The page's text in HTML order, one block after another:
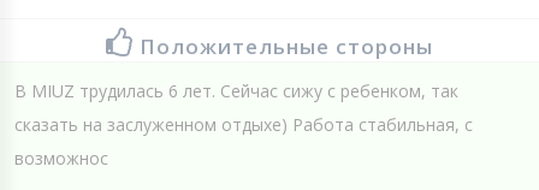
Положительные стороны
В MIUZ трудилась 6 лет. Сейчас сижу с ребенком, так
сказать на заслуженном отдыхе) Работа стабильная, с
возможнос